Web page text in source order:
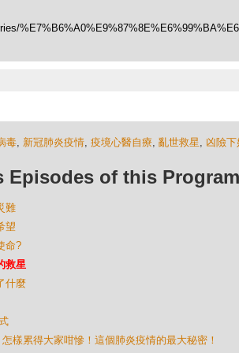
毒, 新冠肺炎疫情, 疫境心醫自療, 亂世救星, 凶險下
Episodes of this Program
難
望
命?
救星
什麼
樣累得大家咁慘！這個肺炎疫情的最大秘密！